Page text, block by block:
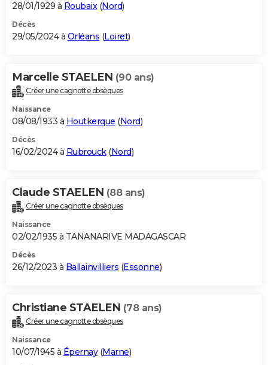
28/01/1929 à Roubaix(Nord)
Décès
29/05/2024 à Orléans (Loiret)
Marcelle STAELEN (90 ans)
Créer une cagnotte obsèques
Naissance
08/08/1933 à Houtkerque (Nord)
Décès
16/02/2024 à Rubrouck(Nord)
Claude STAELEN (88 ans)
Créer une cagnotte obsèques
Naissance
02/02/1935 à TANANARIVE MADAGASCAR
Décès
26/12/2023 à Ballainvilliers (Essonne)
Christiane STAELEN (78 ans)
Créer une cagnotte obsèques
Naissance
10/07/1945 à Épernay(Marne)